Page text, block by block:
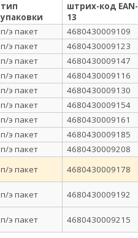
тип
упаковки
штрих-код EAN-
13
п/э пакет 4680430009109
п/э пакет 4680430009123
п/э пакет 4680430009147
п/э пакет 4680430009116
п/э пакет 4680430009130
п/э пакет 4680430009154
п/э пакет 4680430009161
п/э пакет 4680430009185
п/э пакет 4680430009208
п/э пакет 4680430009178
п/э пакет 4680430009192
п/э пакет 4680430009215